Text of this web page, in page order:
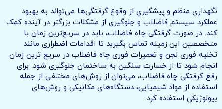
نگهداری منظم و پیشگیری از وقوع گرفتگی‌ها می‌تواند به بهبود
عملکرد سیستم فاضلاب و جلوگیری از مشکلات بزرگتر در آینده کمک
کند. در صورت گرفتگی چاه فاضلاب، باید در سریع‌ترین زمان با
متخصصین این زمینه تماس بگیرید تا اقدامات اضطراری مانند
تخلیه فوری لجن و تعمیرات فوری چاه فاضلاب در سریع ترین زمان
انجام شود تا از خسارت سنگین به ساختمان جلوگیری شود. برای
رفع گرفتگی چاه فاضلاب، می‌توان از روش‌های مختلفی از جمله
استفاده از مواد شیمیایی، دستگاه‌های مکانیکی و روش‌های
بیولوژیکی استفاده کرد.